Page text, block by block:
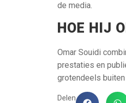
de media.
HOE HIJ
Omar Souidi
prestaties en
grotendeels
Delen